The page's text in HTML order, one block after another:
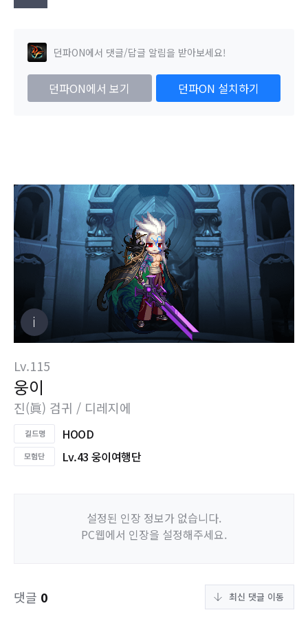
던파ON에서 댓글/답글 알림을 받아보세요!
던파ON에서 보기 던파ON 설치하기
Lv.115
웅이
진(眞) 검귀 / 디레지에
HOOD
Lv.43 웅이여행단
설정된 인장 정보가 없습니다.
PC웹에서 인장을 설정해주세요.
댓글 0 최신 댓글 이동